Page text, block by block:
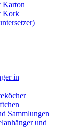
Karton
Kork
in
Sammlungen
und